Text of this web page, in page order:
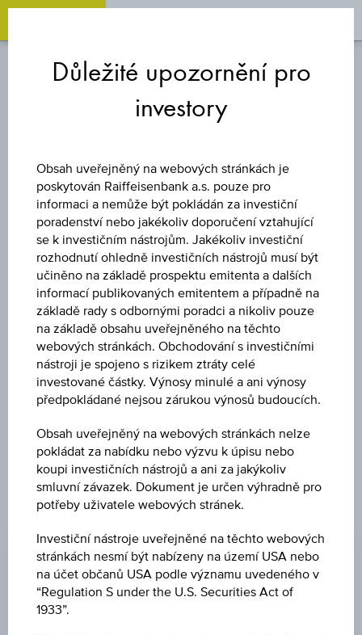
Quicklinks
REVERZNĚ KONVERTIBILNÍ
10 % US-
TECHNOLOGIE
PLUS
AKTIENANLEIHE 2
Uveřejněné produktové informace jsou určeny čistě pro
neslouží jako doporučení ani jako nabídka k nákupu těchto
cenných papírů.
100,00 %
CENA PŘI SPLATNOSTI
100,00 %
Důležité upozornění pro
investory
Obsah uveřejněný na webových stránkách je
poskytován Raiffeisenbank a.s. pouze pro
informaci a nemůže být pokládán za investiční
poradenství nebo jakékoliv doporučení vztahující
se k investičním nástrojům. Jakékoliv investiční
rozhodnutí ohledně investičních nástrojů musí být
učiněno na základě prospektu emitenta a dalších
informací publikovaných emitentem a případně na
základě rady s odbornými poradci a nikoliv pouze
na základě obsahu uveřejněného na těchto
webových stránkách. Obchodování s investičními
nástroji je spojeno s rizikem ztráty celé
investované částky. Výnosy minulé a ani výnosy
předpokládané nejsou zárukou výnosů budoucích.
Obsah uveřejněný na webových stránkách nelze
pokládat za nabídku nebo výzvu k úpisu nebo
koupi investičních nástrojů a ani za jakýkoliv
smluvní závazek. Dokument je určen výhradně pro
potřeby uživatele webových stránek.
Investiční nástroje uveřejněné na těchto webových
stránkách nesmí být nabízeny na území USA nebo
na účet občanů USA podle významu uvedeného v
“Regulation S under the U.S. Securities Act of
1933”.